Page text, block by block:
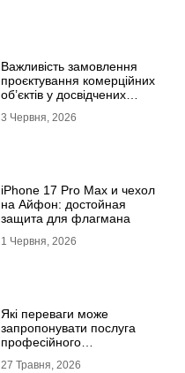
Важливість замовлення
проєктування комерційних
об’єктів у досвідчених
3 Червня, 2026
iPhone 17 Pro Max и чехол
на Айфон: достойная
защита для флагмана
1 Червня, 2026
Які переваги може
запропонувати послуга
професійного
27 Травня, 2026